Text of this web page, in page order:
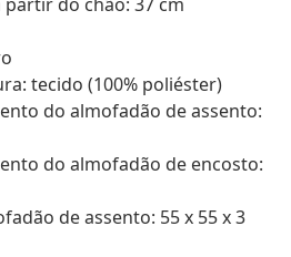
tecido (100% poliéster)
do almofadão de assento:
do almofadão de encosto:
de assento: 55 x 55 x 3